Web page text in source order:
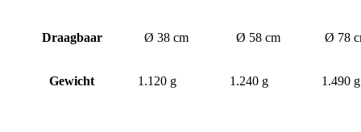
Draagbaar Ø 38 cm Ø 58 cm Ø 78
Gewicht 1.120 g 1.240 g 1.490 g